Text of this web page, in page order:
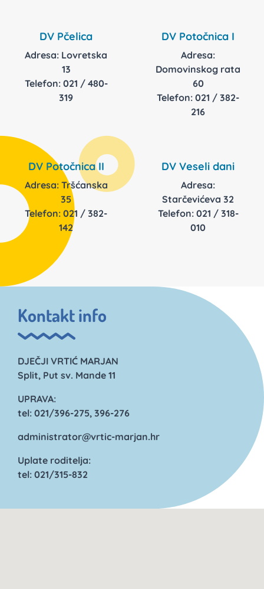
DV Pčelica
Adresa: Lovretska
13
Telefon: 021 / 480-
319
DV Potočnica I
Adresa:
Domovinskog rata
60
Telefon: 021 / 382-
216
DV Potočnica II
Adresa: Tršćanska
35
Telefon: 021 / 382-
142
DV Veseli dani
Adresa:
Starčevićeva 32
Telefon: 021 / 318-
010
Kontakt info
DJEČJI VRTIĆ MARJAN
Split, Put sv. Mande 11
UPRAVA:
tel: 021/396-275, 396-276
administrator@vrtic-marjan.hr
Uplate roditelja:
tel: 021/315-832